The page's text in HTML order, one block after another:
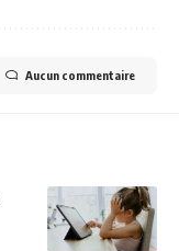
Aucun commentaire